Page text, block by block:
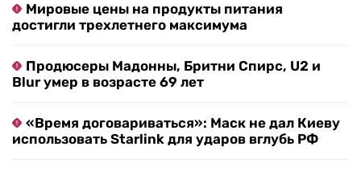
Мировые цены на продукты питания
достигли трехлетнего максимума
Продюсеры Мадонны, Бритни Спирс, U2 и
Blur умер в возрасте 69 лет
«Время договариваться»: Маск не дал Киеву
использовать Starlink для ударов вглубь РФ